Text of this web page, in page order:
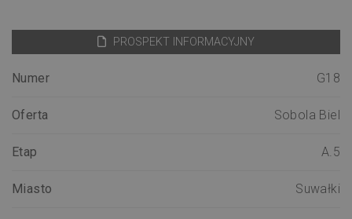
PROSPEKT INFORMACYJNY
Numer G18
Oferta Sobola Biel
Etap A.5
Miasto Suwałki